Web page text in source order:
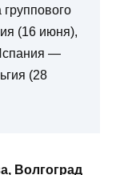
(16 июня),
—
(28
Волгоград